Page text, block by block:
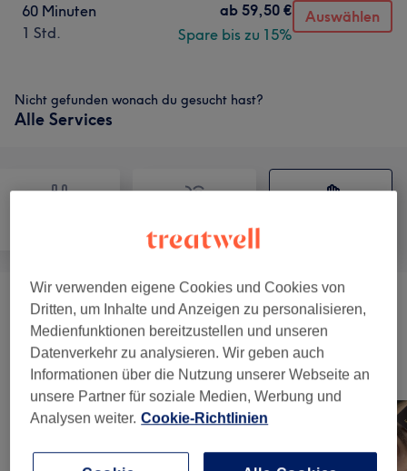
60 Minuten
1 Std.
ab 59,50 €
Spare bis zu 15%
Auswählen
Nicht gefunden wonach du gesucht hast?
Alle Services
Massagen (1 ) ab 38,25 €
Unsere Arbeit
Bild anklicken für weitere Details
Wir verwenden eigene Cookies und Cookies von
Dritten, um Inhalte und Anzeigen zu personalisieren,
Medienfunktionen bereitzustellen und unseren
Datenverkehr zu analysieren. Wir geben auch
Informationen über die Nutzung unserer Webseite an
unsere Partner für soziale Medien, Werbung und
Analysen weiter. Cookie-Richtlinien